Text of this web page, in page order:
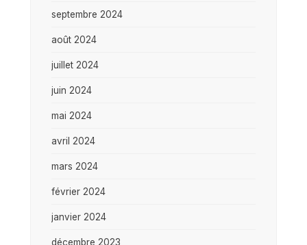
septembre 2024
août 2024
juillet 2024
juin 2024
mai 2024
avril 2024
mars 2024
février 2024
janvier 2024
décembre 2023